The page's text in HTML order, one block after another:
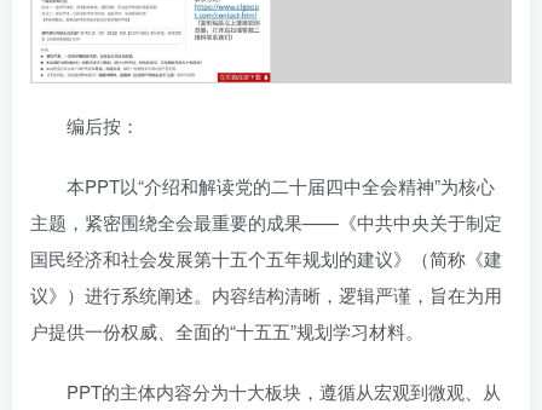
编后按：
本PPT以“介绍和解读党的二十届四中全会精神”为核心
主题，紧密围绕全会最重要的成果——《中共中央关于制定
国民经济和社会发展第十五个五年规划的建议》（简称《建
议》）进行系统阐述。内容结构清晰，逻辑严谨，旨在为用
户提供一份权威、全面的“十五五”规划学习材料。
PPT的主体内容分为十大板块，遵循从宏观到微观、从